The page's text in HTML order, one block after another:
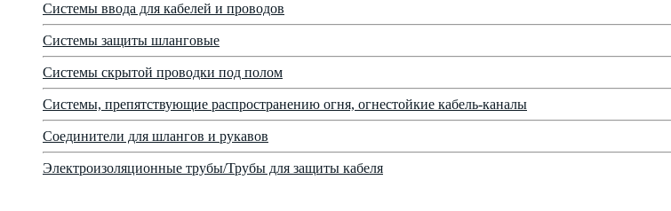
Системы ввода для кабелей и проводов
Системы защиты шланговые
Системы скрытой проводки под полом
Системы, препятствующие распространению огня, огнестойкие кабель-каналы
Соединители для шлангов и рукавов
Электроизоляционные трубы/Трубы для защиты кабеля